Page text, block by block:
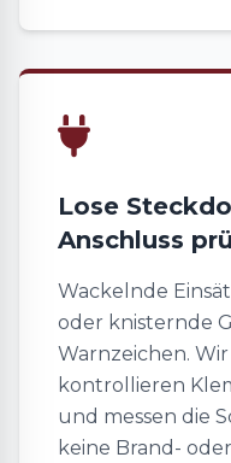
Lose
Anschluss
Wackelnde
oder knisternde
Warnzeichen.
kontrollieren
und messen die
keine Brand-